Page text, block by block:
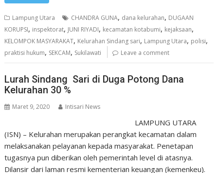
Lampung Utara CHANDRA GUNA, dana kelurahan, DUGAAN
KORUPSI, inspektorat, JUNI RIYADI, kecamatan kotabumi, kejaksaan,
KELOMPOK MASYARAKAT, Kelurahan Sindang sari, Lampung Utara, polisi,
praktisi hukum, SEKCAM, Sukilawati Leave a comment
Lurah Sindang Sari di Duga Potong Dana
Kelurahan 30 %
Maret 9, 2020 Intisari News
LAMPUNG UTARA
(ISN) – Kelurahan merupakan perangkat kecamatan dalam
melaksanakan pelayanan kepada masyarakat. Penetapan
tugasnya pun diberikan oleh pemerintah level di atasnya.
Dilansir dari laman resmi kementerian keuangan (kemenkeu).